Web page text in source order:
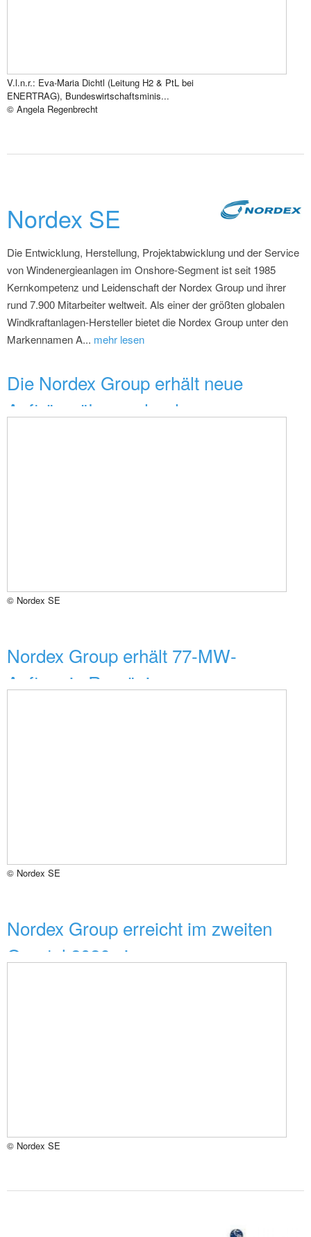
V.l.n.r.: Eva-Maria Dichtl (Leitung H2 & PtL bei
ENERTRAG), Bundeswirtschaftsminis...
© Angela Regenbrecht
Nordex SE
Die Entwicklung, Herstellung, Projektabwicklung und der Service
von Windenergieanlagen im Onshore-Segment ist seit 1985
Kernkompetenz und Leidenschaft der Nordex Group und ihrer
rund 7.900 Mitarbeiter weltweit. Als einer der größten globalen
Windkraftanlagen-Hersteller bietet die Nordex Group unter den
Markennamen A... mehr lesen
Die Nordex Group erhält neue
Aufträge über mehr als ...
© Nordex SE
Nordex Group erhält 77-MW-
Auftrag in Rumänien
© Nordex SE
Nordex Group erreicht im zweiten
Quartal 2026 eine z...
© Nordex SE